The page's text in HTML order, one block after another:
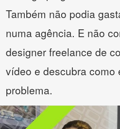
Também não podia
numa agência. E não
designer freelance de
vídeo e descubra como
problema.